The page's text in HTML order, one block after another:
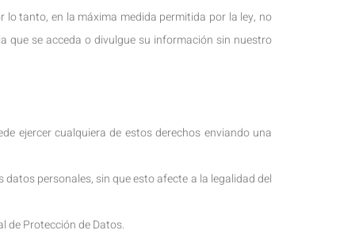
tanto, en la máxima medida permitida por la ley, no
que se acceda o divulgue su información sin nuestro
ejercer cualquiera de estos derechos enviando una
personales, sin que esto afecte a la legalidad del
de Protección de Datos.